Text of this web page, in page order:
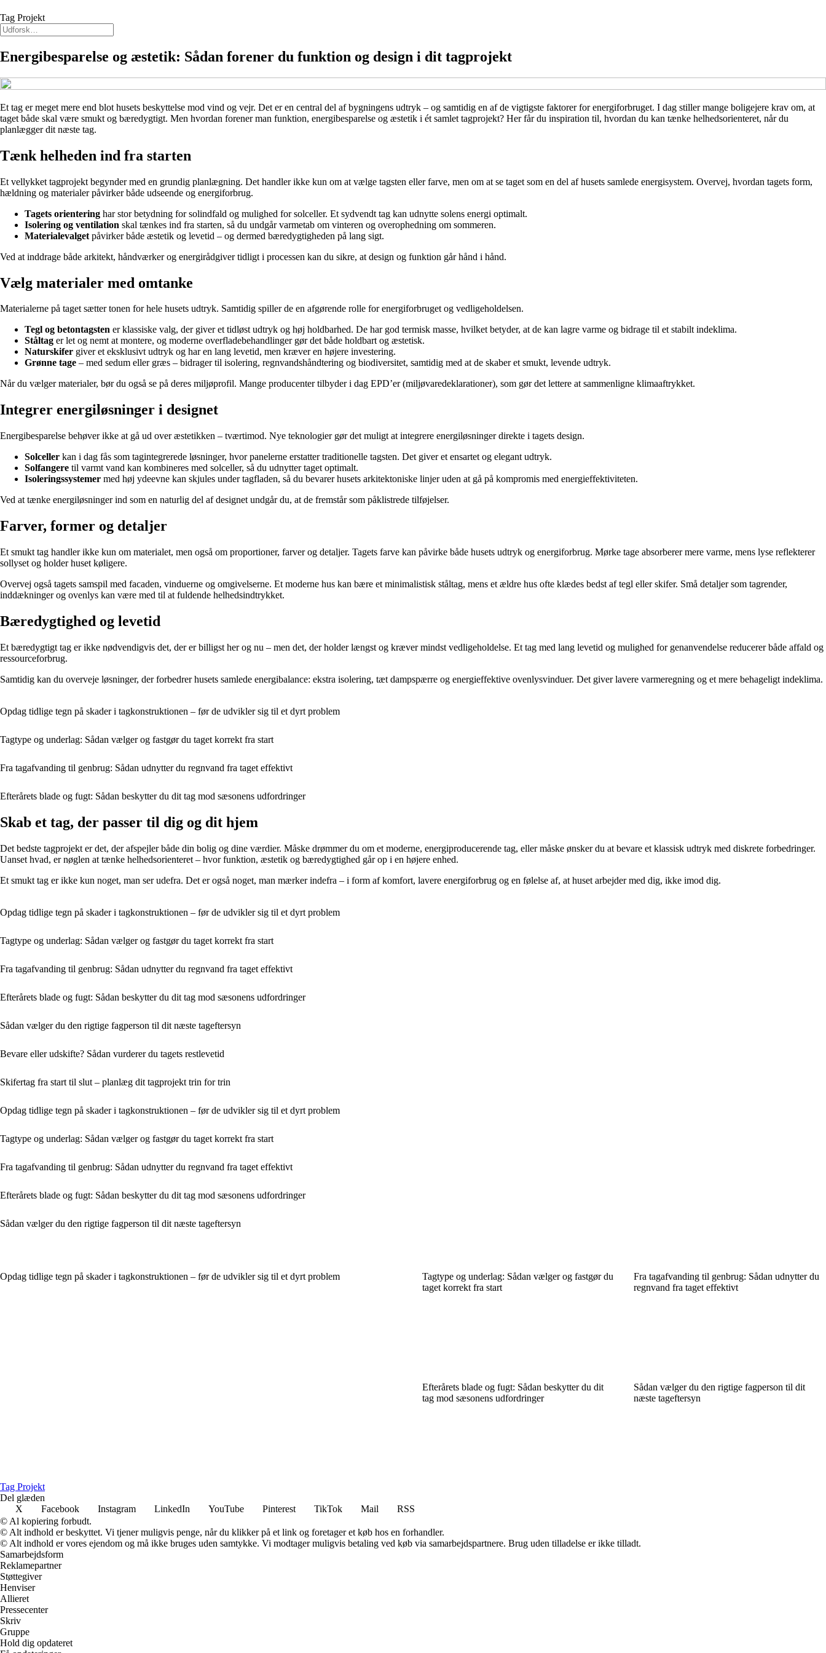
Tag Projekt
Energibesparelse og æstetik: Sådan forener du funktion og design i dit tagprojekt
Et tag er meget mere end blot husets beskyttelse mod vind og vejr. Det er en central del af bygningens udtryk – og samtidig en af de vigtigste faktorer for energiforbruget. I dag stiller mange boligejere krav om, at
taget både skal være smukt og bæredygtigt. Men hvordan forener man funktion, energibesparelse og æstetik i ét samlet tagprojekt? Her får du inspiration til, hvordan du kan tænke helhedsorienteret, når du
planlægger dit næste tag.
Tænk helheden ind fra starten
Et vellykket tagprojekt begynder med en grundig planlægning. Det handler ikke kun om at vælge tagsten eller farve, men om at se taget som en del af husets samlede energisystem. Overvej, hvordan tagets form,
hældning og materialer påvirker både udseende og energiforbrug.
Tagets orientering har stor betydning for solindfald og mulighed for solceller. Et sydvendt tag kan udnytte solens energi optimalt.
Isolering og ventilation skal tænkes ind fra starten, så du undgår varmetab om vinteren og overophedning om sommeren.
Materialevalget påvirker både æstetik og levetid – og dermed bæredygtigheden på lang sigt.
Ved at inddrage både arkitekt, håndværker og energirådgiver tidligt i processen kan du sikre, at design og funktion går hånd i hånd.
Vælg materialer med omtanke
Materialerne på taget sætter tonen for hele husets udtryk. Samtidig spiller de en afgørende rolle for energiforbruget og vedligeholdelsen.
Tegl og betontagsten er klassiske valg, der giver et tidløst udtryk og høj holdbarhed. De har god termisk masse, hvilket betyder, at de kan lagre varme og bidrage til et stabilt indeklima.
Ståltag er let og nemt at montere, og moderne overfladebehandlinger gør det både holdbart og æstetisk.
Naturskifer giver et eksklusivt udtryk og har en lang levetid, men kræver en højere investering.
Grønne tage – med sedum eller græs – bidrager til isolering, regnvandshåndtering og biodiversitet, samtidig med at de skaber et smukt, levende udtryk.
Når du vælger materialer, bør du også se på deres miljøprofil. Mange producenter tilbyder i dag EPD’er (miljøvaredeklarationer), som gør det lettere at sammenligne klimaaftrykket.
Integrer energiløsninger i designet
Energibesparelse behøver ikke at gå ud over æstetikken – tværtimod. Nye teknologier gør det muligt at integrere energiløsninger direkte i tagets design.
Solceller kan i dag fås som tagintegrerede løsninger, hvor panelerne erstatter traditionelle tagsten. Det giver et ensartet og elegant udtryk.
Solfangere til varmt vand kan kombineres med solceller, så du udnytter taget optimalt.
Isoleringssystemer med høj ydeevne kan skjules under tagfladen, så du bevarer husets arkitektoniske linjer uden at gå på kompromis med energieffektiviteten.
Ved at tænke energiløsninger ind som en naturlig del af designet undgår du, at de fremstår som påklistrede tilføjelser.
Farver, former og detaljer
Et smukt tag handler ikke kun om materialet, men også om proportioner, farver og detaljer. Tagets farve kan påvirke både husets udtryk og energiforbrug. Mørke tage absorberer mere varme, mens lyse reflekterer
sollyset og holder huset køligere.
Overvej også tagets samspil med facaden, vinduerne og omgivelserne. Et moderne hus kan bære et minimalistisk ståltag, mens et ældre hus ofte klædes bedst af tegl eller skifer. Små detaljer som tagrender,
inddækninger og ovenlys kan være med til at fuldende helhedsindtrykket.
Bæredygtighed og levetid
Et bæredygtigt tag er ikke nødvendigvis det, der er billigst her og nu – men det, der holder længst og kræver mindst vedligeholdelse. Et tag med lang levetid og mulighed for genanvendelse reducerer både affald og
ressourceforbrug.
Samtidig kan du overveje løsninger, der forbedrer husets samlede energibalance: ekstra isolering, tæt dampspærre og energieffektive ovenlysvinduer. Det giver lavere varmeregning og et mere behageligt indeklima.
Opdag tidlige tegn på skader i tagkonstruktionen – før de udvikler sig til et dyrt problem
Tagtype og underlag: Sådan vælger og fastgør du taget korrekt fra start
Fra tagafvanding til genbrug: Sådan udnytter du regnvand fra taget effektivt
Efterårets blade og fugt: Sådan beskytter du dit tag mod sæsonens udfordringer
Skab et tag, der passer til dig og dit hjem
Det bedste tagprojekt er det, der afspejler både din bolig og dine værdier. Måske drømmer du om et moderne, energiproducerende tag, eller måske ønsker du at bevare et klassisk udtryk med diskrete forbedringer.
Uanset hvad, er nøglen at tænke helhedsorienteret – hvor funktion, æstetik og bæredygtighed går op i en højere enhed.
Et smukt tag er ikke kun noget, man ser udefra. Det er også noget, man mærker indefra – i form af komfort, lavere energiforbrug og en følelse af, at huset arbejder med dig, ikke imod dig.
Opdag tidlige tegn på skader i tagkonstruktionen – før de udvikler sig til et dyrt problem
Tagtype og underlag: Sådan vælger og fastgør du taget korrekt fra start
Fra tagafvanding til genbrug: Sådan udnytter du regnvand fra taget effektivt
Efterårets blade og fugt: Sådan beskytter du dit tag mod sæsonens udfordringer
Sådan vælger du den rigtige fagperson til dit næste tageftersyn
Bevare eller udskifte? Sådan vurderer du tagets restlevetid
Skifertag fra start til slut – planlæg dit tagprojekt trin for trin
Opdag tidlige tegn på skader i tagkonstruktionen – før de udvikler sig til et dyrt problem
Tagtype og underlag: Sådan vælger og fastgør du taget korrekt fra start
Fra tagafvanding til genbrug: Sådan udnytter du regnvand fra taget effektivt
Efterårets blade og fugt: Sådan beskytter du dit tag mod sæsonens udfordringer
Sådan vælger du den rigtige fagperson til dit næste tageftersyn
Opdag tidlige tegn på skader i tagkonstruktionen – før de udvikler sig til et dyrt problem
Tagtype og underlag: Sådan vælger og fastgør du
taget korrekt fra start
Fra tagafvanding til genbrug: Sådan udnytter du
regnvand fra taget effektivt
Efterårets blade og fugt: Sådan beskytter du dit
tag mod sæsonens udfordringer
Sådan vælger du den rigtige fagperson til dit
næste tageftersyn
Tag Projekt
Del glæden
X
Facebook Instagram LinkedIn YouTube Pinterest TikTok Mail
RSS
© Al kopiering forbudt.
© Alt indhold er beskyttet. Vi tjener muligvis penge, når du klikker på et link og foretager et køb hos en forhandler.
© Alt indhold er vores ejendom og må ikke bruges uden samtykke. Vi modtager muligvis betaling ved køb via samarbejdspartnere. Brug uden tilladelse er ikke tilladt.
Samarbejdsform
Reklamepartner
Støttegiver
Henviser
Allieret
Pressecenter
Skriv
Gruppe
Hold dig opdateret